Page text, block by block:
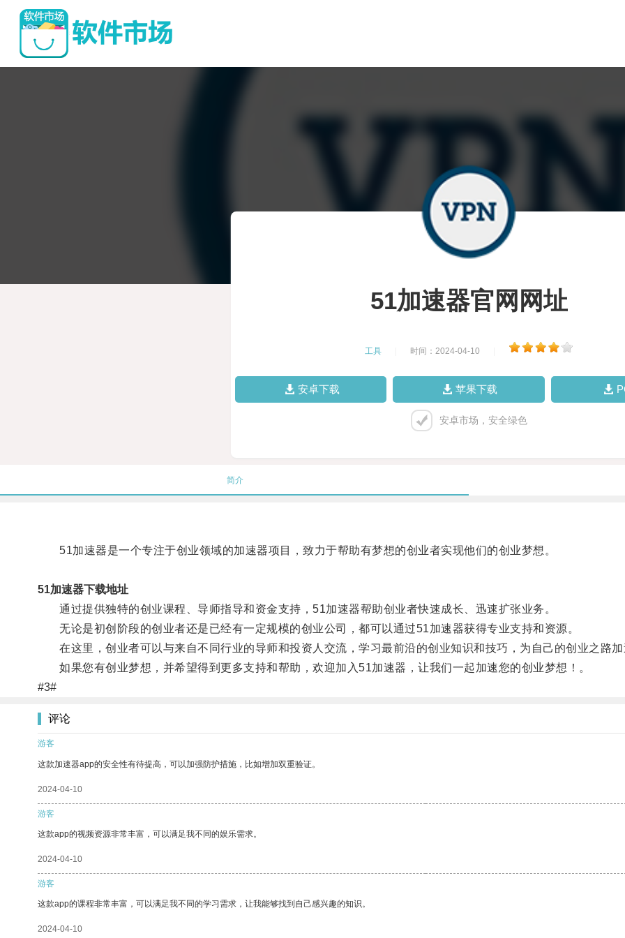
51加速器官网网址
工具 时间：2024-04-10
安卓下载 苹果下载
安卓市场，安全绿色
简介
51加速器是一个专注于创业领域的加速器项目，致力于帮助有梦想的创业者实现他们的创业梦想。
51加速器下载地址
通过提供独特的创业课程、导师指导和资金支持，51加速器帮助创业者快速成长、迅速扩张业务。
无论是初创阶段的创业者还是已经有一定规模的创业公司，都可以通过51加速器获得专业支持和资源。
在这里，创业者可以与来自不同行业的导师和投资人交流，学习最前沿的创业知识和技巧，为自己的创业之路加
如果您有创业梦想，并希望得到更多支持和帮助，欢迎加入51加速器，让我们一起加速您的创业梦想！。
#3#
评论
游客
这款加速器app的安全性有待提高，可以加强防护措施，比如增加双重验证。
2024-04-10
游客
这款app的视频资源非常丰富，可以满足我不同的娱乐需求。
2024-04-10
游客
这款app的课程非常丰富，可以满足我不同的学习需求，让我能够找到自己感兴趣的知识。
2024-04-10